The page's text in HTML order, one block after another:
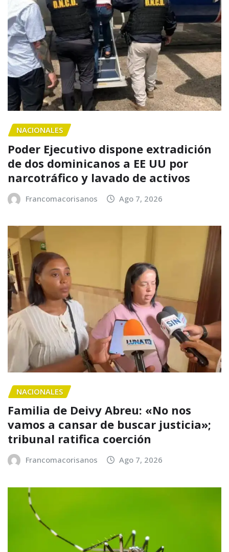
NACIONALES
Poder Ejecutivo dispone extradición
de dos dominicanos a EE UU por
narcotráfico y lavado de activos
Francomacorisanos Ago 7, 2026
NACIONALES
Familia de Deivy Abreu: «No nos
vamos a cansar de buscar justicia»;
tribunal ratifica coerción
Francomacorisanos Ago 7, 2026